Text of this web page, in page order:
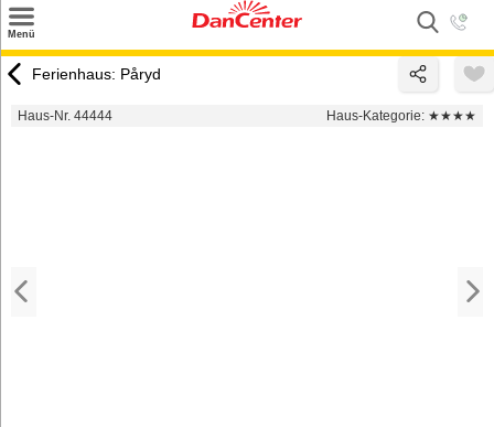
Menü
Urlaubsziele
Ferienhaus: Påryd
Haus-Nr. 44444 Haus-Kategorie: ★★★★